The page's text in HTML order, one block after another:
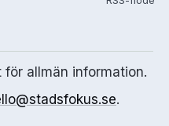
för allmän information.
.